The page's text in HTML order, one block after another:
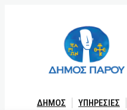
ΔΗΜΟΣ ΥΠΗΡΕΣΙΕΣ